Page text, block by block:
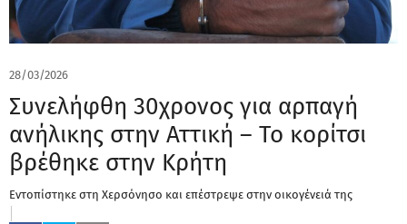
28/03/2026
Συνελήφθη 30χρονος για αρπαγή
ανήλικης στην Αττική – Το κορίτσι
βρέθηκε στην Κρήτη
Εντοπίστηκε στη Χερσόνησο και επέστρεψε στην οικογένειά της